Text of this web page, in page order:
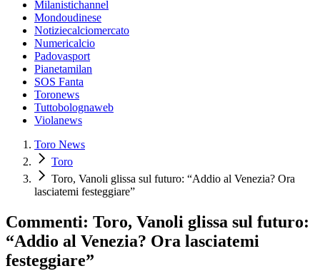
Milanistichannel
Mondoudinese
Notiziecalciomercato
Numericalcio
Padovasport
Pianetamilan
SOS Fanta
Toronews
Tuttobolognaweb
Violanews
Toro News
Toro
Toro, Vanoli glissa sul futuro: “Addio al Venezia? Ora
lasciatemi festeggiare”
Commenti: Toro, Vanoli glissa sul futuro:
“Addio al Venezia? Ora lasciatemi
festeggiare”